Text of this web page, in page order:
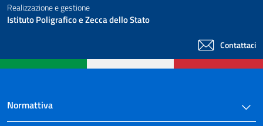
Realizzazione e gestione
Istituto Poligrafico e Zecca dello Stato
Contattaci
Normattiva